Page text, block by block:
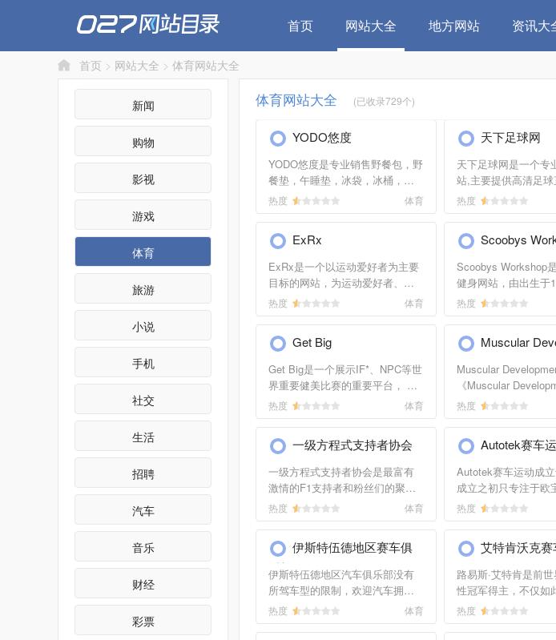
首页 网站大全 地方网站 资讯大
首页 > 网站大全 > 体育网站大全
新闻
购物
影视
游戏
体育
旅游
小说
手机
社交
生活
招聘
汽车
音乐
财经
彩票
体育网站大全 (已收录729个)
YODO悠度
YODO悠度是专业销售野餐包，野
餐垫，午睡垫，冰袋，冰桶，野
餐篮，妈咪包，烧烤包等户外用
体验带到中国，让更多人对美好
的野餐生活感同身受。快快登录
直销网yodo.cn，
热度 体育
天下足球网
天下足球网是一个专
站,主要提供高清足
播,天下足球等国内
\"
热度
ExRx
ExRx是一个以运动爱好者为主要
目标的网站，为运动爱好者、教
练、健身人士等提供资源，网站
包括入门者宝典、运动建议、减
肥训练、健身测试、体重管理、
健身、身材测量、专家建议、在
线运动产品商店等。
热度 体育
Scoobys
Scoobys Workshop
健身网站，由出生于
SCOOBY
身以来到现在的经验
结，内容涵盖健身的
养、各部位训练方法
法、营养搭配、健身
热度
Get Big
Get Big是一个展示IF*、NPC等世
界重要健美比赛的重要平台， 提
供包括新闻资讯、图片、视频等
练和健身。
热度 体育
Muscular
Muscular
《Muscular
的网络版，主要专注
康、视频等信息。
热度
一级方程式支持者协会
一级方程式支持者协会是最富有
激情的F1支持者和粉丝们的聚集
地。在此，不仅可以了解到最新
（NASCAR）、世界房车锦标赛
（WTCC）、世界超级摩托车大赛
（WSBK）等系列赛事，还能够
找到比较齐全的赛事规则、从
1950年至最近的赛车图片、车手
热度 体育
Autotek赛车
Autotek赛车运动成立
成立之初只专注于欧
业务。目前其核心业
洲市场。除此之外，
运动还以合理的价格
有效的燃料。
热度
伊斯特伍德地区赛车俱
乐部
伊斯特伍德地区汽车俱乐部没有
所驾车型的限制，欢迎汽车拥有
者，汽车驾驶者或汽车爱好者，
热度 体育
艾特肯沃克赛
路易斯·艾特肯是前
性冠军得主，不仅如
得多项汽车相关奖项
热度